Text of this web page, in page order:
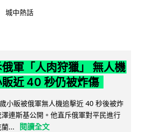
城中熱話
軍「人肉狩獵」 無人機
近 40 秒仍被炸傷
小販被俄軍無人機追擊近 40 秒後被炸
連斯基公開。他直斥俄軍對平民進行
蘭...
閱讀全文